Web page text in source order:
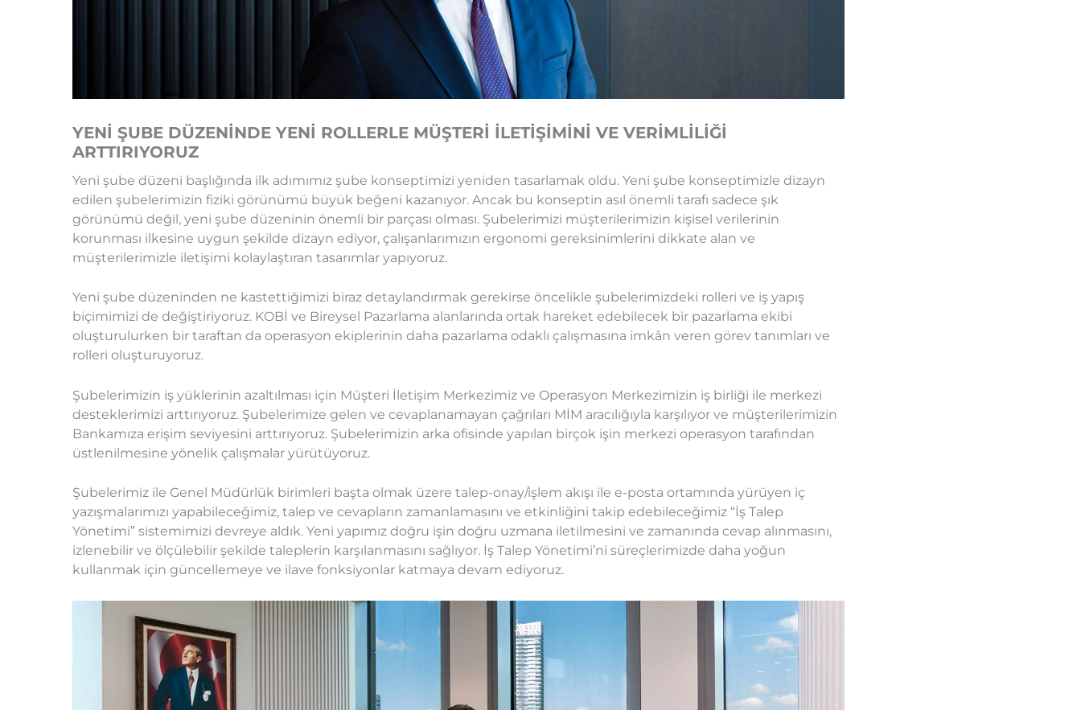
YENİ ŞUBE DÜZENİNDE YENİ ROLLERLE MÜŞTERİ İLETİŞİMİNİ VE VERİMLİLİĞİ
ARTTIRIYORUZ
Yeni şube düzeni başlığında ilk adımımız şube konseptimizi yeniden tasarlamak oldu. Yeni şube konseptimizle dizayn
edilen şubelerimizin fiziki görünümü büyük beğeni kazanıyor. Ancak bu konseptin asıl önemli tarafı sadece şık
görünümü değil, yeni şube düzeninin önemli bir parçası olması. Şubelerimizi müşterilerimizin kişisel verilerinin
korunması ilkesine uygun şekilde dizayn ediyor, çalışanlarımızın ergonomi gereksinimlerini dikkate alan ve
müşterilerimizle iletişimi kolaylaştıran tasarımlar yapıyoruz.
Yeni şube düzeninden ne kastettiğimizi biraz detaylandırmak gerekirse öncelikle şubelerimizdeki rolleri ve iş yapış
biçimimizi de değiştiriyoruz. KOBİ ve Bireysel Pazarlama alanlarında ortak hareket edebilecek bir pazarlama ekibi
oluşturulurken bir taraftan da operasyon ekiplerinin daha pazarlama odaklı çalışmasına imkân veren görev tanımları ve
rolleri oluşturuyoruz.
Şubelerimizin iş yüklerinin azaltılması için Müşteri İletişim Merkezimiz ve Operasyon Merkezimizin iş birliği ile merkezi
desteklerimizi arttırıyoruz. Şubelerimize gelen ve cevaplanamayan çağrıları MİM aracılığıyla karşılıyor ve müşterilerimizin
Bankamıza erişim seviyesini arttırıyoruz. Şubelerimizin arka ofisinde yapılan birçok işin merkezi operasyon tarafından
üstlenilmesine yönelik çalışmalar yürütüyoruz.
Şubelerimiz ile Genel Müdürlük birimleri başta olmak üzere talep-onay/işlem akışı ile e-posta ortamında yürüyen iç
yazışmalarımızı yapabileceğimiz, talep ve cevapların zamanlamasını ve etkinliğini takip edebileceğimiz “İş Talep
Yönetimi” sistemimizi devreye aldık. Yeni yapımız doğru işin doğru uzmana iletilmesini ve zamanında cevap alınmasını,
izlenebilir ve ölçülebilir şekilde taleplerin karşılanmasını sağlıyor. İş Talep Yönetimi’ni süreçlerimizde daha yoğun
kullanmak için güncellemeye ve ilave fonksiyonlar katmaya devam ediyoruz.